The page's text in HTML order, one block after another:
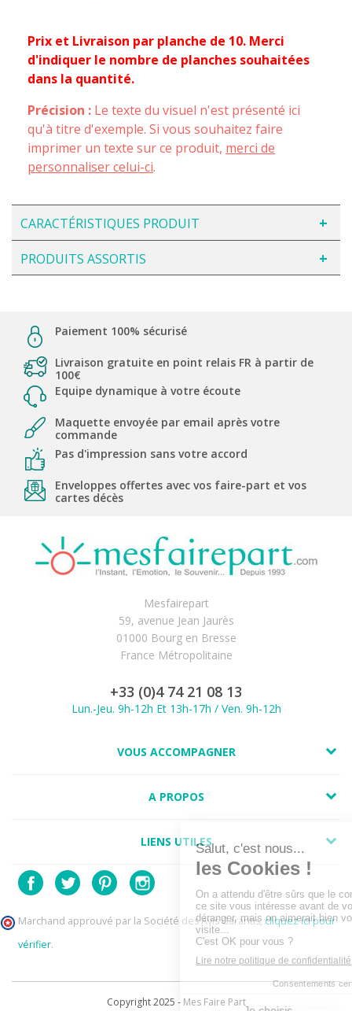
Prix et Livraison par planche de 10. Merci
d'indiquer le nombre de planches souhaitées
dans la quantité.
Précision : Le texte du visuel n'est présenté ici
qu'à titre d'exemple. Si vous souhaitez faire
imprimer un texte sur ce produit, merci de
personnaliser celui-ci.
CARACTÉRISTIQUES PRODUIT
PRODUITS ASSORTIS
Paiement 100% sécurisé
Livraison gratuite en point relais FR à partir de
100€
Equipe dynamique à votre écoute
Maquette envoyée par email après votre
commande
Pas d'impression sans votre accord
Enveloppes offertes avec vos faire-part et vos
cartes décès
Mesfairepart
59, avenue Jean Jaurès
01000 Bourg en Bresse
France Métropolitaine
+33 (0)4 74 21 08 13
Lun.-Jeu. 9h-12h Et 13h-17h / Ven. 9h-12h
VOUS ACCOMPAGNER
A PROPOS
LIENS UTILES
Marchand approuvé par la Société des Avis Garantis, cliquez ici pour
vérifier.
Copyright 2025 - Mes Faire Part